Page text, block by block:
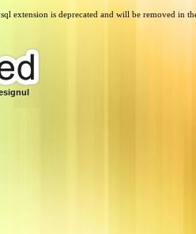
extension is deprecated and will be removed in